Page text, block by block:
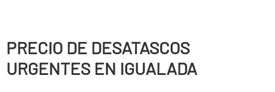
PRECIO DE DESATASCOS
URGENTES EN IGUALADA